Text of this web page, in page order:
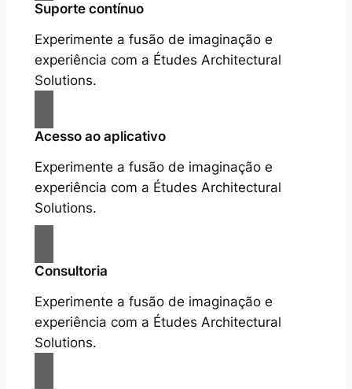
Suporte contínuo
Experimente a fusão de imaginação e
experiência com a Études Architectural
Solutions.
Acesso ao aplicativo
Experimente a fusão de imaginação e
experiência com a Études Architectural
Solutions.
Consultoria
Experimente a fusão de imaginação e
experiência com a Études Architectural
Solutions.